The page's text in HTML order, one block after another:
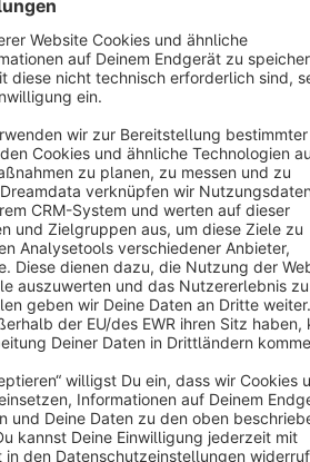
Cookie settings
AG - All rights reserved
net of the statutory value-added tax